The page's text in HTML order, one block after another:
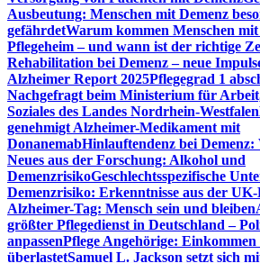
Ausbeutung: Menschen mit Demenz
gefährdetWarum kommen Menschen mit
Pflegeheim – und wann ist der richtige
Rehabilitation bei Demenz – neue
Alzheimer Report 2025Pflegegrad 1
Nachgefragt beim Ministerium für
Soziales des Landes Nordrhein-Westfalen
genehmigt Alzheimer-Medikament mit
DonanemabHinlauftendenz bei Demenz:
Neues aus der Forschung: Alkohol und
DemenzrisikoGeschlechtsspezifische
Demenzrisiko: Erkenntnisse aus der
Alzheimer-Tag: Mensch sein und bleiben
größter Pflegedienst in Deutschland –
anpassenPflege Angehörige:
überlastetSamuel L. Jackson setzt sich